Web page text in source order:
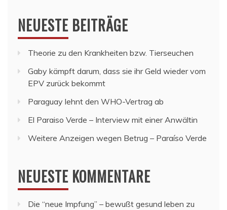
NEUESTE BEITRÄGE
Theorie zu den Krankheiten bzw. Tierseuchen
Gaby kämpft darum, dass sie ihr Geld wieder vom
EPV zurück bekommt
Paraguay lehnt den WHO-Vertrag ab
El Paraiso Verde – Interview mit einer Anwältin
Weitere Anzeigen wegen Betrug – Paraíso Verde
NEUESTE KOMMENTARE
Die “neue Impfung” – bewußt gesund leben zu